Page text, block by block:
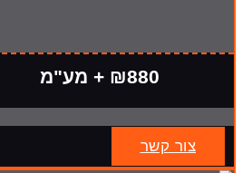
₪880 + מע"מ
צור קשר